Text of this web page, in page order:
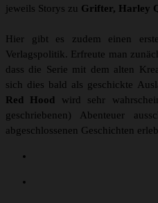
jeweils Storys zu Grifter, Harley
Hier gibt es zudem einen
Verlagspolitik. Erfreute man
dass die Serie mit dem alten
sich dies bald als geschickte
Red Hood wird sehr
geschriebenen) Abenteuer
abgeschlossenen Geschichten